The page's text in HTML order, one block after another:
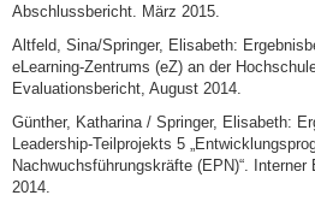
Abschlussbericht. März 2015.
Altfeld, Sina/Springer, Elisabeth:
eLearning-Zentrums (eZ) an der
Evaluationsbericht, August 2014.
Günther, Katharina / Springer, Elisabeth:
Leadership-Teilprojekts 5
Nachwuchsführungskräfte (EPN)“.
2014.